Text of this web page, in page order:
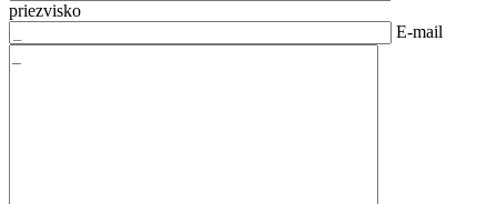
priezvisko
E-mail